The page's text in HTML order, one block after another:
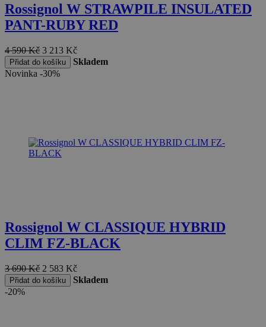
Rossignol W STRAWPILE INSULATED
PANT-RUBY RED
4 590Kč 3 213 Kč
Přidat do košíku
Skladem
Novinka -30%
Rossignol W CLASSIQUE HYBRID
CLIM FZ-BLACK
3 690Kč 2 583 Kč
Přidat do košíku
Skladem
-20%